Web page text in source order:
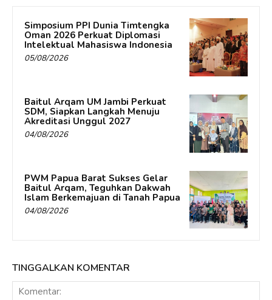
Simposium PPI Dunia Timtengka
Oman 2026 Perkuat Diplomasi
Intelektual Mahasiswa Indonesia
05/08/2026
Baitul Arqam UM Jambi Perkuat
SDM, Siapkan Langkah Menuju
Akreditasi Unggul 2027
04/08/2026
PWM Papua Barat Sukses Gelar
Baitul Arqam, Teguhkan Dakwah
Islam Berkemajuan di Tanah Papua
04/08/2026
TINGGALKAN KOMENTAR